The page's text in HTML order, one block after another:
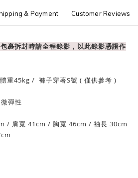
& Payment Customer Reviews
裹拆封時請全程錄影，以此錄影憑證作
重45kg / 褲子穿著S號 ( 僅供參考 )
彈性
/ 肩寬 41cm / 胸寬 46cm / 袖長 30cm
cm